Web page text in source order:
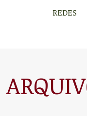
REDES
REDES